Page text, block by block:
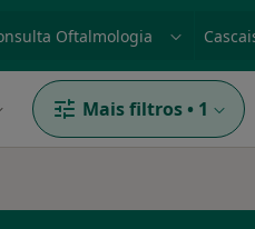
Mais filtros • 1